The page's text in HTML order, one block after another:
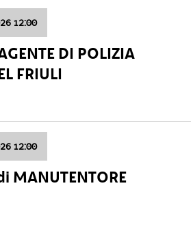
12:00
DI POLIZIA
FRIULI
12:00
MANUTENTORE